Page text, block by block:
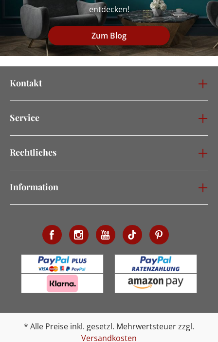
entdecken!
Zum Blog
Kontakt
Service
Rechtliches
Information
* Alle Preise inkl. gesetzl. Mehrwertsteuer zzgl.
Versandkosten